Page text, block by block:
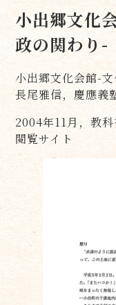
小出郷文化
政の関わり-
小出郷文化会館-
長尾雅信，慶應義
2004年11月，教
閲覧サイト